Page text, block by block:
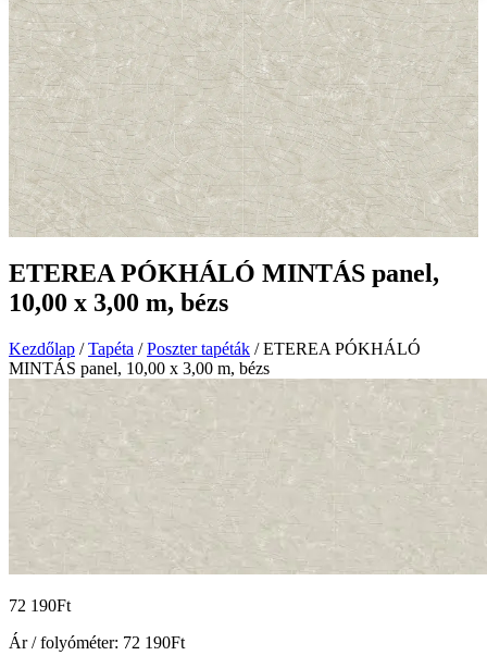
ETEREA PÓKHÁLÓ MINTÁS panel,
10,00 x 3,00 m, bézs
Kezdőlap /Tapéta /Poszter tapéták / ETEREA PÓKHÁLÓ
MINTÁS panel, 10,00 x 3,00 m, bézs
72 190Ft
Ár / folyóméter: 72 190Ft